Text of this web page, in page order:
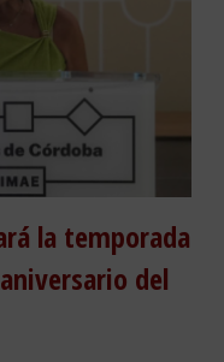
la temporada
del